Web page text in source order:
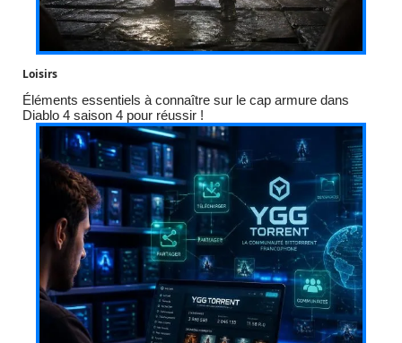
Loisirs
Éléments essentiels à connaître sur le cap armure dans
Diablo 4 saison 4 pour réussir !